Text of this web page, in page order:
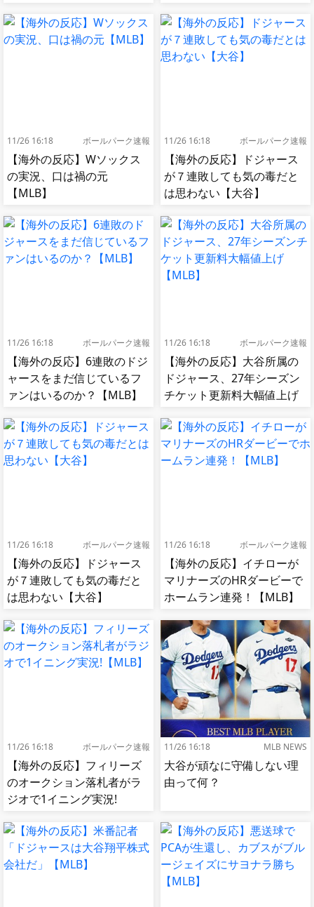
11/26 16:18 ボールパーク速報
【海外の反応】Wソックス
の実況、口は禍の元
【MLB】
11/26 16:18 ボールパーク速報
【海外の反応】ドジャース
が７連敗しても気の毒だと
は思わない【大谷】
11/26 16:18 ボールパーク速報
【海外の反応】6連敗のドジ
ャースをまだ信じているフ
ァンはいるのか？【MLB】
11/26 16:18 ボールパーク速報
【海外の反応】大谷所属の
ドジャース、27年シーズン
チケット更新料大幅値上げ
11/26 16:18 ボールパーク速報
【海外の反応】ドジャース
が７連敗しても気の毒だと
は思わない【大谷】
11/26 16:18 ボールパーク速報
【海外の反応】イチローが
マリナーズのHRダービーで
ホームラン連発！【MLB】
11/26 16:18 ボールパーク速報
【海外の反応】フィリーズ
のオークション落札者がラ
ジオで1イニング実況!
11/26 16:18 MLB NEWS
大谷が頑なに守備しない理
由って何？